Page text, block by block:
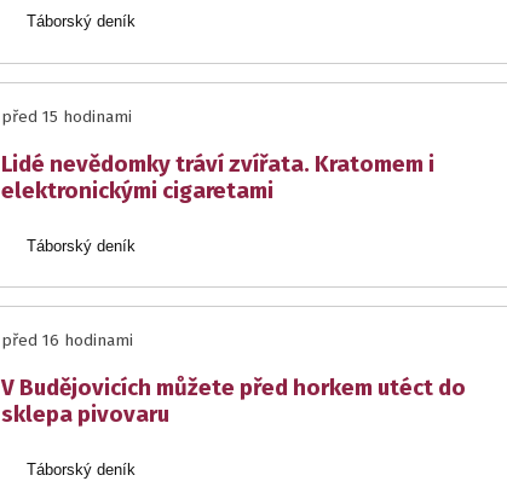
Táborský deník
před 15 hodinami
Lidé nevědomky tráví zvířata. Kratomem i
elektronickými cigaretami
Táborský deník
před 16 hodinami
V Budějovicích můžete před horkem utéct do
sklepa pivovaru
Táborský deník